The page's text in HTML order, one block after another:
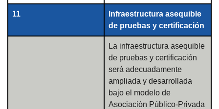
11
Infraestructura asequible
de pruebas y certificación
La infraestructura asequible
de pruebas y certificación
será adecuadamente
ampliada y desarrollada
bajo el modelo de
Asociación Público-Privada